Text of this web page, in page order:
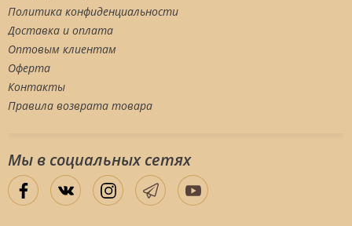
Политика конфиденциальности
Доставка и оплата
Оптовым клиентам
Оферта
Контакты
Правила возврата товара
Мы в социальных сетяx